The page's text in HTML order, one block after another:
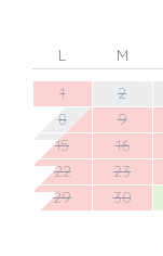
L M
1
2
8
9
15
16
22
23
29
30